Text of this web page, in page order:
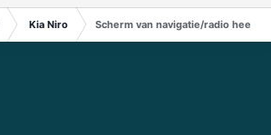
Kia Niro Scherm van navigatie/radio heel